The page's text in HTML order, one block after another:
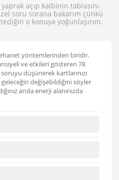
açıp kalbinin tablasını
soru sorana bakarım çünkü
o konuya yoğunlaşırım.
yöntemlerinden biridir.
ve etkileri gösteren 78
düşünerek kartlarınızı
geleceğin değişebildiğini söyler
anda enerji alanınızda